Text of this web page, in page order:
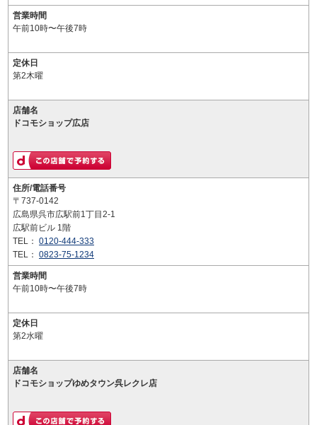
営業時間
午前10時〜午後7時
定休日
第2木曜
店舗名
ドコモショップ広店
住所/電話番号
〒737-0142
広島県呉市広駅前1丁目2-1
広駅前ビル 1階
TEL： 0120-444-333
TEL： 0823-75-1234
営業時間
午前10時〜午後7時
定休日
第2水曜
店舗名
ドコモショップゆめタウン呉レクレ店